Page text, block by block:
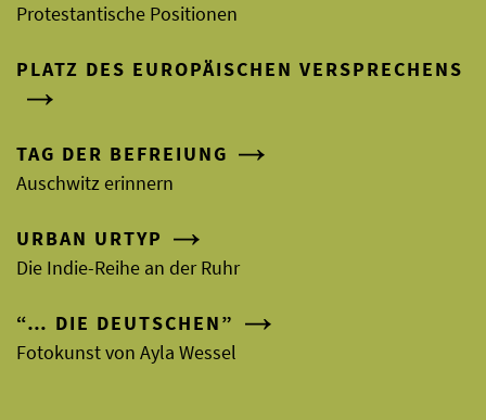
Protestantische Positionen
PLATZ DES EUROPÄISCHEN VERSPRECHENS
TAG DER BEFREIUNG
Auschwitz erinnern
URBAN URTYP
Die Indie-Reihe an der Ruhr
“… DIE DEUTSCHEN”
Fotokunst von Ayla Wessel